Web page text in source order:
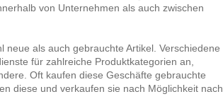
von Unternehmen als auch zwischen
neue als auch gebrauchte Artikel. Verschiedene
für zahlreiche Produktkategorien an,
Oft kaufen diese Geschäfte gebrauchte
diese und verkaufen sie nach Möglichkeit nach